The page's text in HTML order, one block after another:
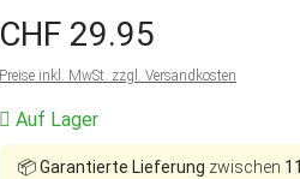
CHF 29.95
Preise inkl. MwSt. zzgl. Versandkosten
Auf Lager
📦Garantierte Lieferung zwischen